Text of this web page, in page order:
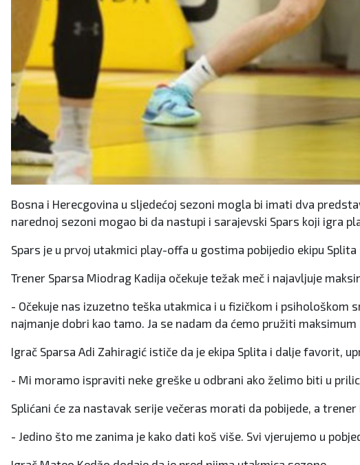
Bosna i Herecgovina u sljedećoj sezoni mogla bi imati dva
narednoj sezoni mogao bi da nastupi i sarajevski Spars koji igra
Spars je u prvoj utakmici play-offa u gostima pobijedio ekipu
Trener Sparsa Miodrag Kadija očekuje težak meč i najavljuje
- Očekuje nas izuzetno teška utakmica i u fizičkom i
najmanje dobri kao tamo. Ja se nadam da ćemo pružiti
Igrač Sparsa Adi Zahiragić ističe da je ekipa Splita i dalje favorit,
- Mi moramo ispraviti neke greške u odbrani ako želimo biti u
Splićani će za nastavak serije večeras morati da pobijede, a
- Jedino što me zanima je kako dati koš više. Svi vjerujemo u